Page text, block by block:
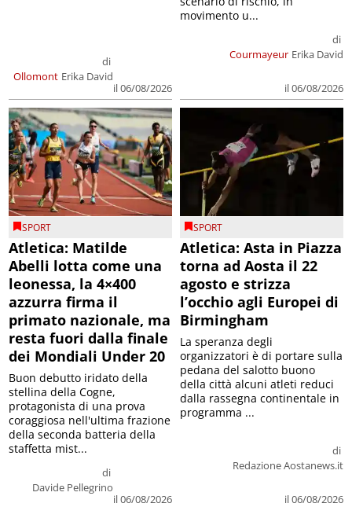
Ollomont
di
Erika David
il 06/08/2026
Courmayeur
di
Erika David
il 06/08/2026
movimento u...
SPORT
Atletica: Matilde
Abelli lotta come una
leonessa, la 4×400
azzurra firma il
primato nazionale, ma
resta fuori dalla finale
dei Mondiali Under 20
di
Davide Pellegrino
il 06/08/2026
Buon debutto iridato della
stellina della Cogne,
protagonista di una prova
coraggiosa nell'ultima frazione
della seconda batteria della
staffetta mist...
SPORT
Atletica: Asta in Piazza
torna ad Aosta il 22
agosto e strizza
l’occhio agli Europei di
Birmingham
di
Redazione Aostanews.it
il 06/08/2026
La speranza degli
organizzatori è di portare sulla
pedana del salotto buono
della città alcuni atleti reduci
dalla rassegna continentale in
programma ...